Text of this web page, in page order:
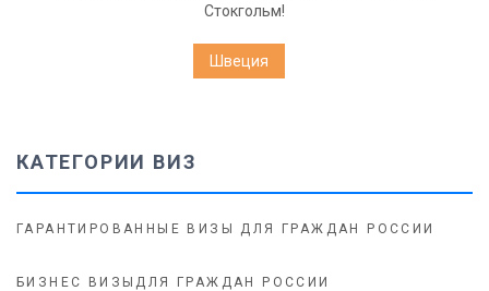
Стокгольм!
Швеция
КАТЕГОРИИ ВИЗ
ГАРАНТИРОВАННЫЕ ВИЗЫ ДЛЯ ГРАЖДАН РОССИИ
БИЗНЕС ВИЗЫДЛЯ ГРАЖДАН РОССИИ